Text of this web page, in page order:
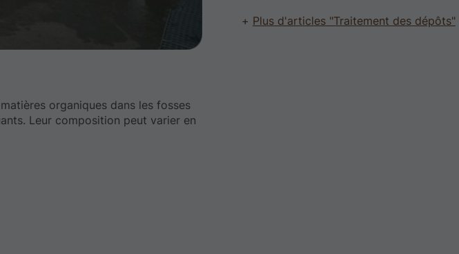
Plus d'articles "Traitement des dépôts"
organiques dans les fosses
Leur composition peut varier en